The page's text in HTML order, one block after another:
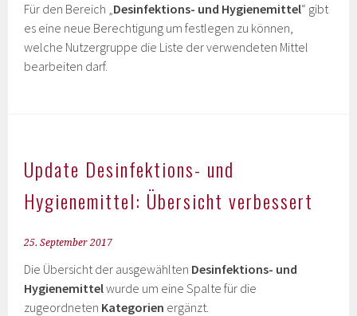
Für den Bereich „Desinfektions- und Hygienemittel“ gibt
es eine neue Berechtigung um festlegen zu können,
welche Nutzergruppe die Liste der verwendeten Mittel
bearbeiten darf.
Update Desinfektions- und
Hygienemittel: Übersicht verbessert
25. September 2017
Die Übersicht der ausgewählten Desinfektions- und
Hygienemittelwurde um eine Spalte für die
zugeordneten Kategorien ergänzt.